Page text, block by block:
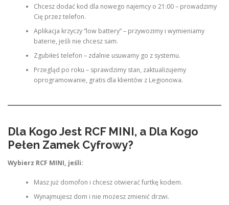
Chcesz dodać kod dla nowego najemcy o 21:00 – prowadzimy
Cię przez telefon.
Aplikacja krzyczy “low battery” – przywozimy i wymieniamy
baterie, jeśli nie chcesz sam.
Zgubiłeś telefon – zdalnie usuwamy go z systemu.
Przegląd po roku – sprawdzimy stan, zaktualizujemy
oprogramowanie, gratis dla klientów z Legionowa.
Dla Kogo Jest RCF MINI, a Dla Kogo
Pełen Zamek Cyfrowy?
Wybierz RCF MINI, jeśli:
Masz już domofon i chcesz otwierać furtkę kodem.
Wynajmujesz dom i nie możesz zmienić drzwi.